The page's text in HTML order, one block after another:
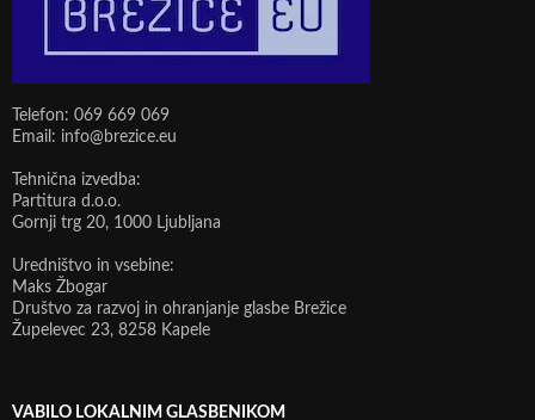
Telefon: 069 669 069
Email: info@brezice.eu
Tehnična izvedba:
Partitura d.o.o.
Gornji trg 20, 1000 Ljubljana
Uredništvo in vsebine:
Maks Žbogar
Društvo za razvoj in ohranjanje glasbe Brežice
Župelevec 23, 8258 Kapele
VABILO LOKALNIM GLASBENIKOM